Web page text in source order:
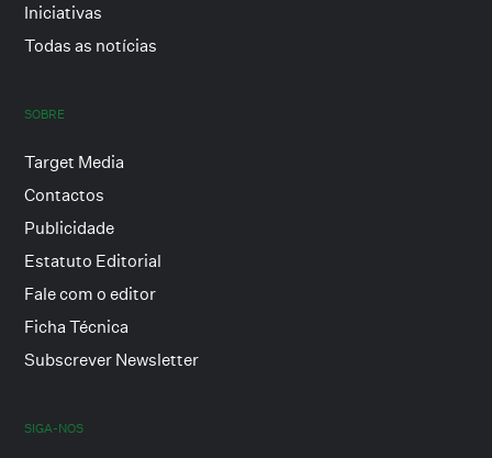
Iniciativas
Todas as notícias
SOBRE
Target Media
Contactos
Publicidade
Estatuto Editorial
Fale com o editor
Ficha Técnica
Subscrever Newsletter
SIGA-NOS